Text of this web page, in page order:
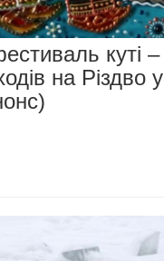
куті –
на Різдво у